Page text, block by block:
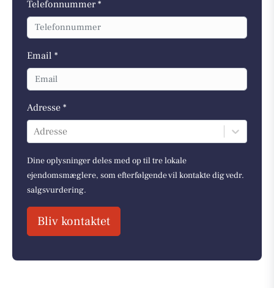
Telefonnummer *
Email *
Adresse *
Adresse
Dine oplysninger deles med op til tre lokale
ejendomsmæglere, som efterfølgende vil kontakte dig vedr.
salgsvurdering.
Bliv kontaktet